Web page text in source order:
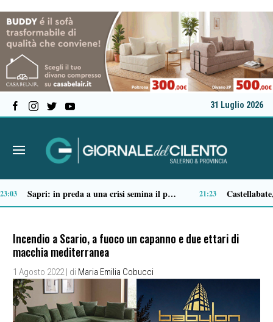
31 Luglio 2026
Pubblici 14:51 Tortorella celebra la Fiera di San Basilio: tra antichi mestieri, bestiame e la musica della Bandabardò 14:49
Incendio a Scario, a fuoco un capanno e due ettari di
macchia mediterranea
1 Agosto 2022 | di Maria Emilia Cobucci